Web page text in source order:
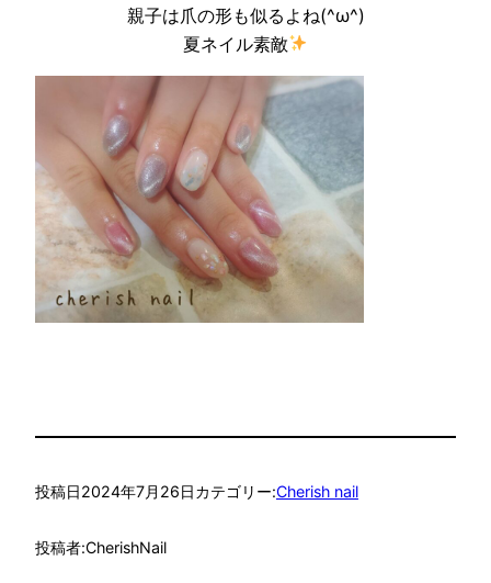
親子は爪の形も似るよね(^ω^)
夏ネイル素敵
投稿日2024年7月26日カテゴリー:Cherish nail
投稿者:CherishNail